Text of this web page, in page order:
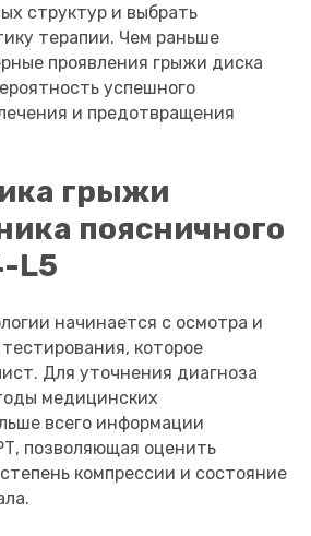
структур и выбрать
терапии. Чем раньше
проявления грыжи диска
успешного
и предотвращения
грыжи
поясничного
L5
начинается с осмотра и
которое
Для уточнения диагноза
медицинских
всего информации
позволяющая оценить
компрессии и состояние